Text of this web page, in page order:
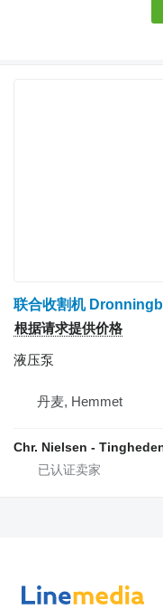
联合收割机
根据请求提供价格
液压泵
丹麦, Hemmet
Chr. Nielsen -